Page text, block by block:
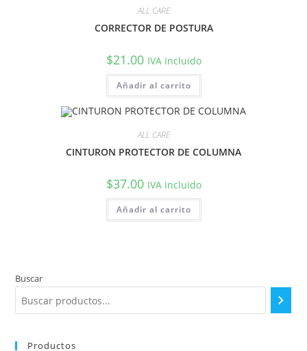
ALL CARE
CORRECTOR DE POSTURA
$21.00 IVA Incluido
Añadir al carrito
ALL CARE
CINTURON PROTECTOR DE COLUMNA
$37.00 IVA Incluido
Añadir al carrito
Buscar
Productos